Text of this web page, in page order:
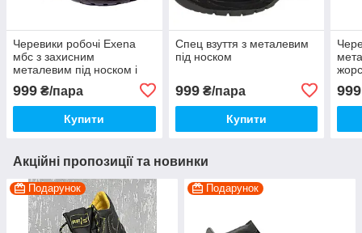
Черевики робочі Exena
мбс з захисним
металевим під носком і
устілкою
999 ₴/пара
Купити
Спец взуття з металевим
під носком
999₴/пара
Купити
999
Акційні пропозиції та новинки
Подарунок Подарунок